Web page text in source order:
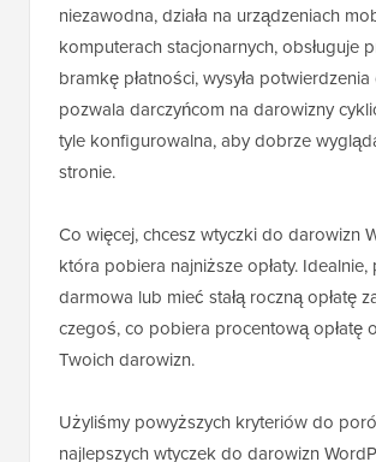
niezawodna, działa na urządzeniach
komputerach stacjonarnych, obsługuje
bramkę płatności, wysyła
pozwala darczyńcom na darowizny
tyle konfigurowalna, aby dobrze
stronie.
Co więcej, chcesz wtyczki do darowizn
która pobiera najniższe opłaty.
darmowa lub mieć stałą roczną opłatę
czegoś, co pobiera procentową opłatę
Twoich darowizn.
Użyliśmy powyższych kryteriów do
najlepszych wtyczek do darowizn